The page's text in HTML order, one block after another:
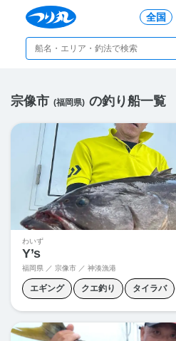
全国
宗像市 (福岡県) の釣り船一覧
わいず
Y’s
福岡県 ／ 宗像市 ／ 神湊漁港
エギング クエ釣り タイラバ
青物キャスティング 青物ジギング